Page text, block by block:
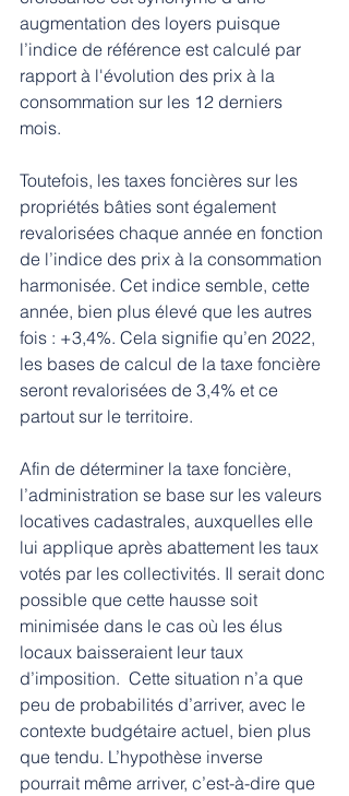
augmentation des loyers puisque
l’indice de référence est calculé par
rapport à l'évolution des prix à la
consommation sur les 12 derniers
mois.
Toutefois, les taxes foncières sur les
propriétés bâties sont également
revalorisées chaque année en fonction
de l’indice des prix à la consommation
harmonisée. Cet indice semble, cette
année, bien plus élevé que les autres
fois : +3,4%. Cela signifie qu’en 2022,
les bases de calcul de la taxe foncière
seront revalorisées de 3,4% et ce
partout sur le territoire.
Afin de déterminer la taxe foncière,
l’administration se base sur les valeurs
locatives cadastrales, auxquelles elle
lui applique après abattement les taux
votés par les collectivités. Il serait donc
possible que cette hausse soit
minimisée dans le cas où les élus
locaux baisseraient leur taux
d’imposition.  Cette situation n’a que
peu de probabilités d’arriver, avec le
contexte budgétaire actuel, bien plus
que tendu. L’hypothèse inverse
pourrait même arriver, c’est-à-dire que